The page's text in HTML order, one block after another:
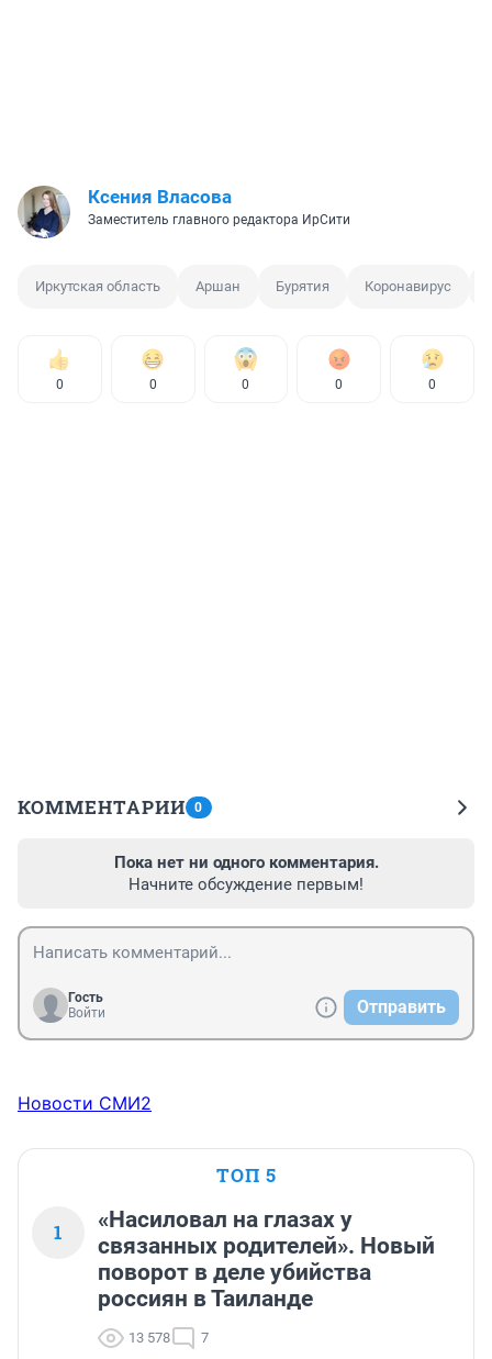
Ксения Власова
Заместитель главного редактора ИрСити
Иркутская область Аршан Бурятия Коронавирус
0 0 0 0 0
КОММЕНТАРИИ 0
Пока нет ни одного комментария.
Начните обсуждение первым!
Гость
Войти
Отправить
Новости СМИ2
ТОП 5
1
«Насиловал на глазах у
связанных родителей». Новый
поворот в деле убийства
россиян в Таиланде
13 578 7